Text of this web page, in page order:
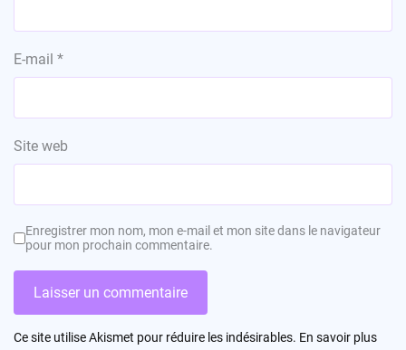
E-mail *
Site web
Enregistrer mon nom, mon e-mail et mon site dans le navigateur
pour mon prochain commentaire.
Ce site utilise Akismet pour réduire les indésirables. En savoir plus